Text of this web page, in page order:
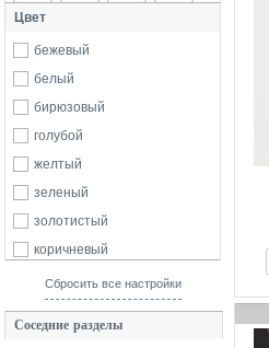
Kempa
Mammut
Mount Swiss
Nike
normani
Odlo
Protest
Puma
Quiksilver
Regatta
Reima
Swedemount
158
Цвет
бежевый
белый
бирюзовый
голубой
желтый
зеленый
золотистый
коричневый
красный
розовый
Сбросить все настройки
Соседние разделы